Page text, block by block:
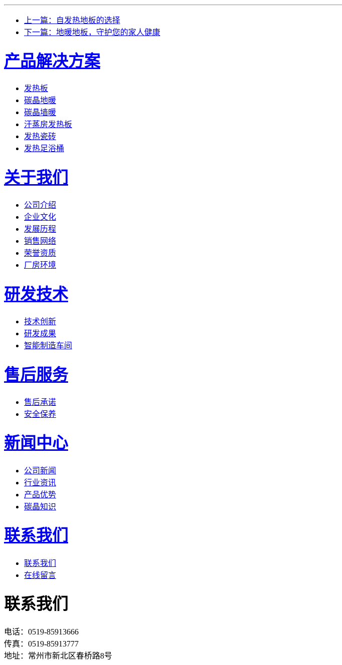
上一篇：自发热地板的选择
下一篇：地暖地板，守护您的家人健康
产品解决方案
发热板
碳晶地暖
碳晶墙暖
汗蒸房发热板
发热瓷砖
发热足浴桶
关于我们
公司介绍
企业文化
发展历程
销售网络
荣誉资质
厂房环境
研发技术
技术创新
研发成果
智能制造车间
售后服务
售后承诺
安全保养
新闻中心
公司新闻
行业资讯
产品优势
碳晶知识
联系我们
联系我们
在线留言
联系我们
电话：0519-85913666
传真：0519-85913777
地址：常州市新北区春桥路8号